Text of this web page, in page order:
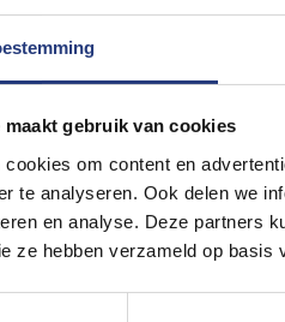
maakt gebruik van cookies
cookies om content en
te analyseren. Ook delen we
en analyse. Deze partners
ze hebben verzameld op basis